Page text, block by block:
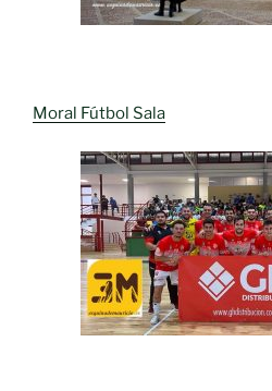
Moral Fútbol Sala